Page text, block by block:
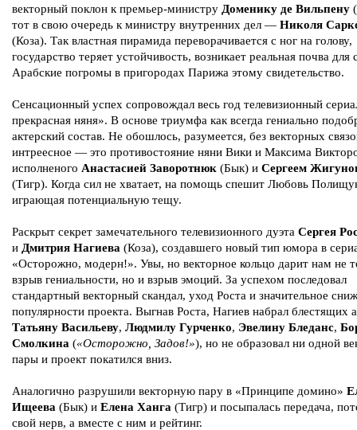
векторный поклон к премьер-министру Доменику де Вильпену
тот в свою очередь к министру внутренних дел — Николя
(Коза). Так властная пирамида переворачивается с ног на голову,
государство теряет устойчивость, возникает реальная почва для
Арабские погромы в пригородах Парижа этому свидетельство.
Сенсационный успех сопровождал весь год телевизионный
прекрасная няня». В основе триумфа как всегда гениально
актерский состав. Не обошлось, разумеется, без векторных
интреесное — это противостояние няни Вики и Максима
исполненого Анастасией Заворотнюк (Бык) и Сергеем
(Тигр). Когда сил не хватает, на помощь спешит Любовь
играющая потенциальную тещу.
Раскрыт секрет замечательного телевизионного дуэта Сергея
и Дмитрия Нагиева (Коза), создавшего новый тип юмора в
«Осторожно, модерн!». Увы, но векторное кольцо дарит нам не
взрыв гениальности, но и взрыв эмоций. За успехом последовал
стандартный векторный скандал, уход Роста и значительное
популярности проекта. Выгнав Роста, Нагиев набрал блестящих
Татьяну Васильеву, Людмилу Гурченко, Эвелину Бледанс,
Смолкина («Осторожно, Задов!»), но не образовал ни одной
пары и проект покатился вниз.
Аналогично разрушили векторную пару в «Принципе домино»
Ищеева (Бык) и Елена Ханга (Тигр) и посыпалась передача,
свой нерв, а вместе с ним и рейтинг.